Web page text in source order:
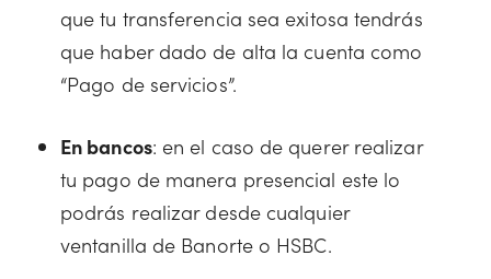
que tu transferencia sea exitosa tendrás
que haber dado de alta la cuenta como
“Pago de servicios”.
En bancos: en el caso de querer realizar
tu pago de manera presencial este lo
podrás realizar desde cualquier
ventanilla de Banorte o HSBC.